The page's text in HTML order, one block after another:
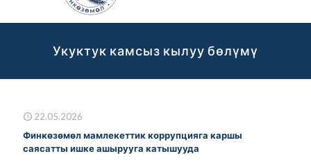
Укуктук камсыз кылуу бөлүмү
22.05.2026
Финкөзөмөл мамлекеттик коррупцияга каршы
саясатты ишке ашырууга катышууда